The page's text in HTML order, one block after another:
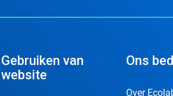
Gebruiken van
website
Ons
Over